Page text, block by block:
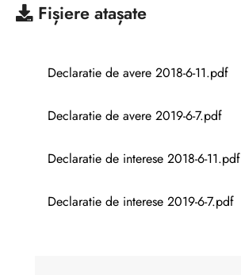
Fișiere atașate
Declaratie de avere 2018-6-11.pdf
Declaratie de avere 2019-6-7.pdf
Declaratie de interese 2018-6-11.pdf
Declaratie de interese 2019-6-7.pdf